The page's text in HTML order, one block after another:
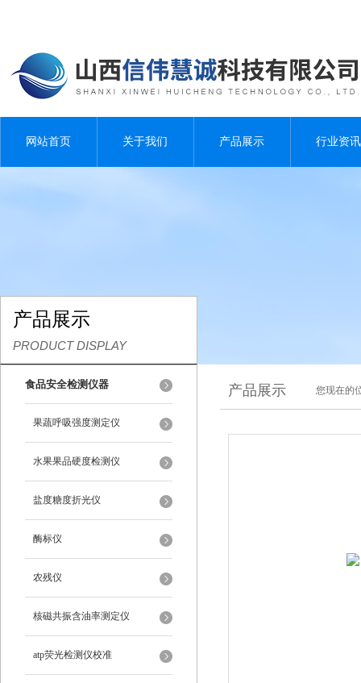
网站首页 关于我们 产品展示 行业资讯
产品展示
PRODUCT DISPLAY
食品安全检测仪器
果蔬呼吸强度测定仪
水果果品硬度检测仪
盐度糖度折光仪
酶标仪
农残仪
核磁共振含油率测定仪
atp荧光检测仪校准
产品展示 您现在的